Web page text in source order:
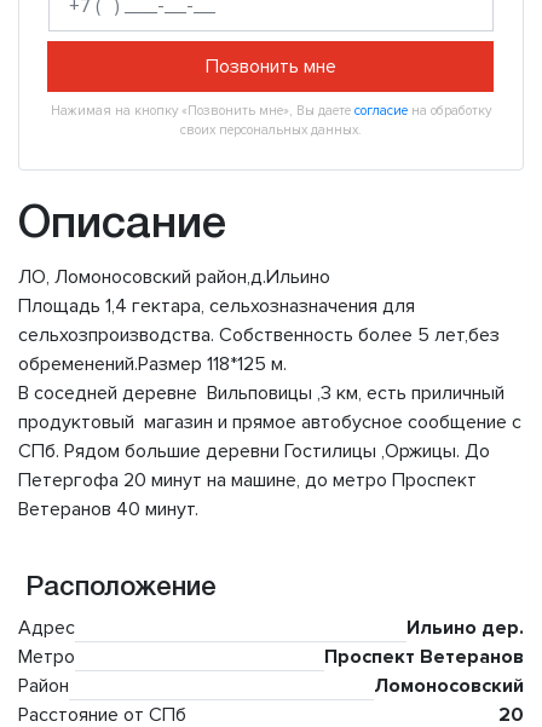
Позвонить мне
Нажимая на кнопку «Позвонить мне», Вы даете согласие на обработку
своих персональных данных.
Описание
ЛО, Ломоносовский район,д.Ильино
Площадь 1,4 гектара, сельхозназначения для
сельхозпроизводства. Собственность более 5 лет,без
обременений.Размер 118*125 м.
В соседней деревне Вильповицы ,3 км, есть приличный
продуктовый магазин и прямое автобусное сообщение с
СПб. Рядом большие деревни Гостилицы ,Оржицы. До
Петергофа 20 минут на машине, до метро Проспект
Ветеранов 40 минут.
Расположение
Адрес
Ильино дер.
Метро
Проспект Ветеранов
Район
Ломоносовский
Расстояние от СПб
20